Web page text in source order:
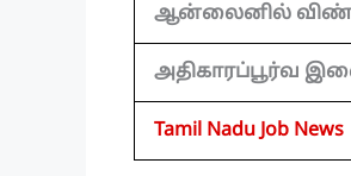
ஆன்லைனில்
அதிகாரப்பூர்வ
Tamil Nadu Job News